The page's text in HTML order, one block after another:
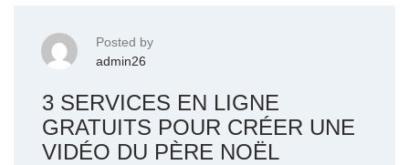
Posted by
admin26
3 SERVICES EN LIGNE
GRATUITS POUR CRÉER UNE
VIDÉO DU PÈRE NOËL